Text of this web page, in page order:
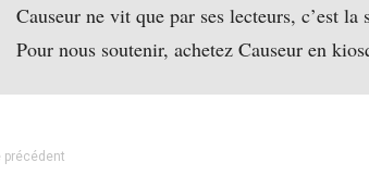
Causeur ne vit que par ses lecteurs, c’est la
Pour nous soutenir, achetez Causeur en
précédent